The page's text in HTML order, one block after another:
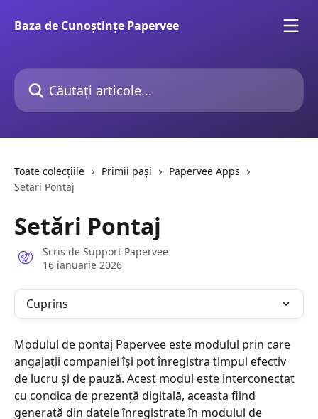
Baza de Cunoștințe Papervee
Căutați articole...
Toate colecțiile Primii pași
Papervee Apps
Setări Pontaj
Setări Pontaj
Scris de Support Papervee
16 ianuarie 2026
Cuprins
Modulul de pontaj Papervee este modulul prin care
angajații companiei își pot înregistra timpul efectiv
de lucru și de pauză. Acest modul este interconectat
cu condica de prezență digitală, aceasta fiind
generată din datele înregistrate în modulul de